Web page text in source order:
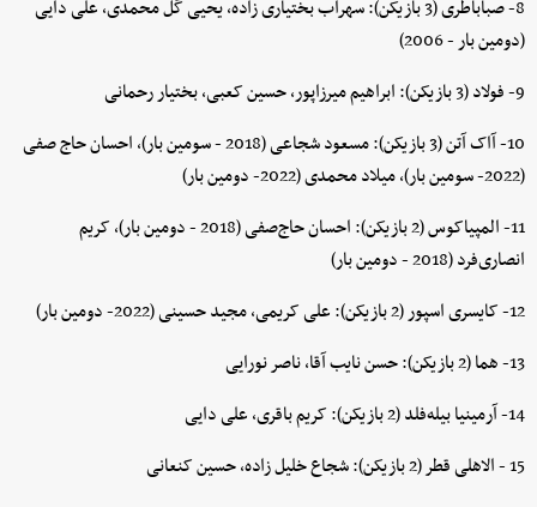
8- صباباطری (3 بازیکن): سهراب بختیاری زاده، یحیی گل محمدی، علی دایی
(دومین بار - 2006)
9- فولاد (3 بازیکن): ابراهیم میرزاپور، حسین کعبی، بختیار رحمانی
10- آاک آتن (3 بازیکن): مسعود شجاعی (2018 - سومین بار)، احسان حاج صفی
(2022- سومین بار)، میلاد محمدی (2022- دومین بار)
11- المپیاکوس (2 بازیکن): احسان حاج‌صفی (2018 - دومین بار)، کریم
انصاری‌فرد (2018 - دومین بار)
12- کایسری اسپور (2 بازیکن): علی کریمی، مجید حسینی (2022- دومین بار)
13- هما (2 بازیکن): حسن نایب آقا، ناصر نورایی
14- آرمینیا بیله‌فلد (2 بازیکن): کریم باقری، علی دایی
15 - الاهلی قطر (2 بازیکن): شجاع خلیل زاده، حسین کنعانی